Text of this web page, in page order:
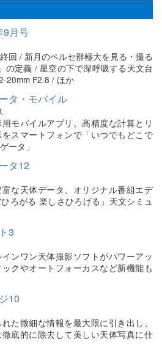
9月号
回 / 新月のペルセ群極大を見る・撮る
の定義 / 星空の下で深呼吸する天文台
20mm F2.8 / ほか
タ・モバイル
モバイルアプリ。高精度な計算とリ
スマートフォンで「いつでもどこで
ータ」
タ12
な天体データ、オリジナル番組エデ
ろがる 楽しさひろげる」天文シミュ
3
ンワン天体撮影ソフトがパワーアッ
クやオートフォーカスなど新機能も
10
た微細な情報を最大限に引き出し、
底的に除去して美しい天体写真に仕